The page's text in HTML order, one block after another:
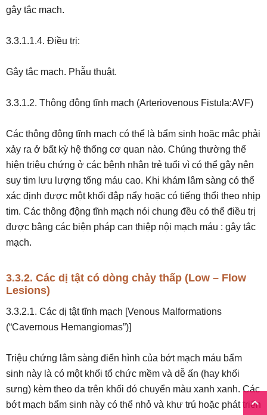
gây tắc mạch.
3.3.1.1.4. Điều trị:
Gây tắc mạch. Phẫu thuật.
3.3.1.2. Thông động tĩnh mạch (Arteriovenous Fistula:AVF)
Các thông động tĩnh mạch có thể là bẩm sinh hoặc mắc phải
xảy ra ở bất kỳ hệ thống cơ quan nào. Chúng thường thể
hiện triệu chứng ở các bệnh nhân trẻ tuổi vì có thể gây nên
suy tim lưu lượng tống máu cao. Khi khám lâm sàng có thể
xác định được một khối đập nẩy hoặc có tiếng thổi theo nhịp
tim. Các thông động tĩnh mạch nói chung đều có thể điều trị
được bằng các biện pháp can thiệp nội mạch máu : gây tắc
mạch.
3.3.2. Các dị tật có dòng chảy thấp (Low – Flow
Lesions)
3.3.2.1. Các dị tật tĩnh mạch [Venous Malformations
(“Cavernous Hemangiomas”)]
Triệu chứng lâm sàng điển hình của bớt mạch máu bẩm
sinh này là có một khối tổ chức mềm và dễ ấn (hay khối
sưng) kèm theo da trên khối đó chuyển màu xanh xanh. Các
bớt mạch bẩm sinh này có thể nhỏ và khư trú hoặc phát triển